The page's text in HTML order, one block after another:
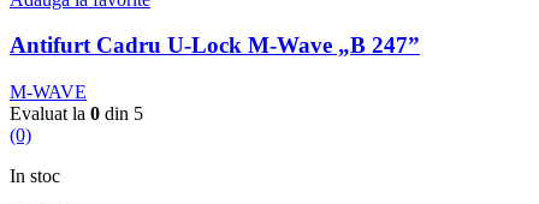
Antifurt Cadru U-Lock M-Wave „B 247”
M-WAVE
Evaluat la 0 din 5
(0)
In stoc